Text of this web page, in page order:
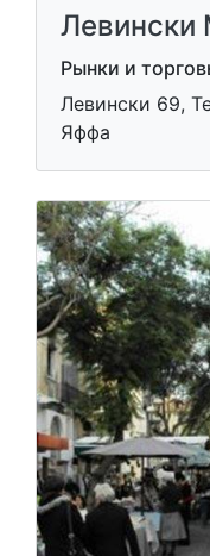
Левински
Рынки и
Левински 69,
Яффа